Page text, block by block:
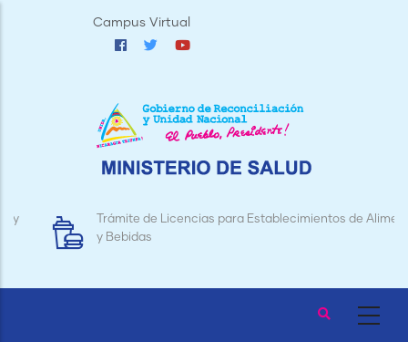
Campus Virtual
Trámite de Licencias para Establecimientos de Alimentos
y Bebidas